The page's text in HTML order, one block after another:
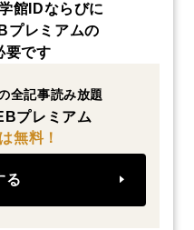
館IDならびに
プレミアムの
要です
全記事読み放題
プレミアム
無料！
る